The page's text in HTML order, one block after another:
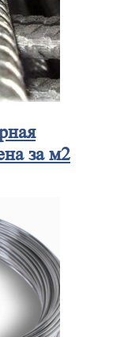
за м2